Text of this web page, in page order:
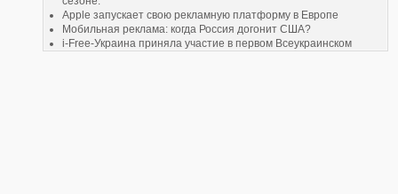
Apple запускает свою рекламную платформу в Европе
Мобильная реклама: когда Россия догонит США?
i-Free-Украина приняла участие в первом Всеукраинском